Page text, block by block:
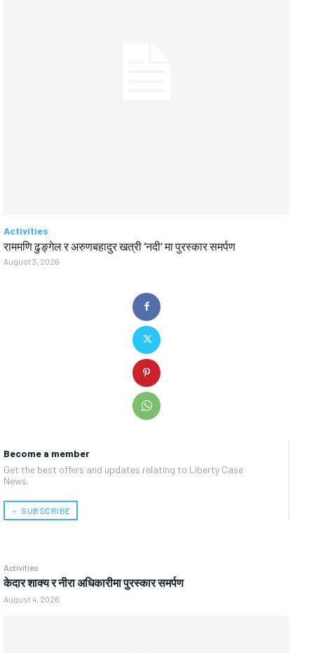
Become a member
Get the best offers and updates relating to Liberty Case
News.
﹢ SUBSCRIBE
Activities
केदार शाक्य र नीरा अधिकारीमा पुरस्कार समर्पण
August 4, 2026
Activities
राममणि ढुङ्गेल र अरुणबहादुर खत्री ‘नदी’ मा पुरस्कार समर्पण
August 3, 2026